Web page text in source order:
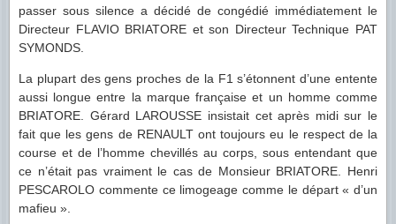
passer sous silence a décidé de congédié immédiatement le
Directeur FLAVIO BRIATORE et son Directeur Technique PAT
SYMONDS.
La plupart des gens proches de la F1 s’étonnent d’une entente
aussi longue entre la marque française et un homme comme
BRIATORE. Gérard LAROUSSE insistait cet après midi sur le
fait que les gens de RENAULT ont toujours eu le respect de la
course et de l’homme chevillés au corps, sous entendant que
ce n’était pas vraiment le cas de Monsieur BRIATORE. Henri
PESCAROLO commente ce limogeage comme le départ « d’un
mafieu ».